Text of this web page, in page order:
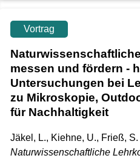
Vortrag
messen und fördern -
Untersuchungen bei
zu Mikroskopie,
für Nachhaltigkeit
Jäkel, L., Kiehne, U., Frieß, S.
Naturwissenschaftliche